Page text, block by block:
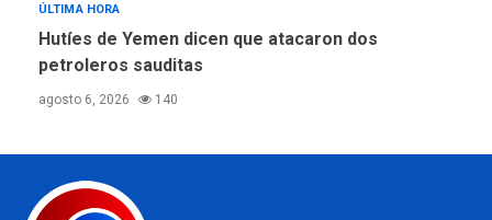
ÚLTIMA HORA
Hutíes de Yemen dicen que atacaron dos
petroleros sauditas
agosto 6, 2026 140